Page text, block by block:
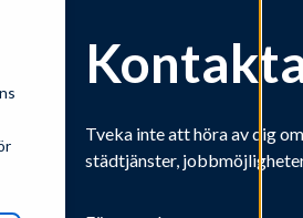
Tveka inte att höra av dig
städtjänster,